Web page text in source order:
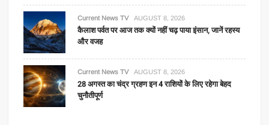
Current News TV AUGUST 8, 2026
कैलाश पर्वत पर आज तक क्यों नहीं चढ़ पाया इंसान, जानें रहस्य
और वजह
Current News TV AUGUST 8, 2026
28 अगस्त का चंद्र ग्रहण इन 4 राशियों के लिए रहेगा बेहद
चुनौतीपूर्ण